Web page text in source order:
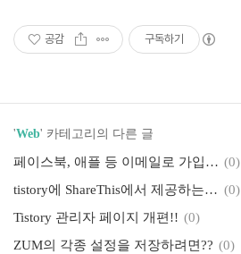
공감 구독하기
'Web' 카테고리의 다른 글
페이스북, 애플 등 이메일로 가입한 아이디 변경하기! (0)
tistory에 ShareThis에서 제공하는 SNS 공유버튼 달기 (0)
Tistory 관리자 페이지 개편!! (0)
ZUM의 각종 설정을 저장하려면?? (0)